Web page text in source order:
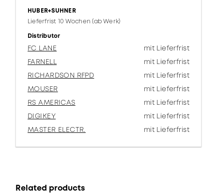
HUBER+SUHNER
Lieferfrist 10 Wochen (ab Werk)
Distributor
FC LANE
mit Lieferfrist
FARNELL
mit Lieferfrist
RICHARDSON RFPD
mit Lieferfrist
MOUSER
mit Lieferfrist
RS AMERICAS
mit Lieferfrist
DIGIKEY
mit Lieferfrist
MASTER ELECTR.
mit Lieferfrist
Related products